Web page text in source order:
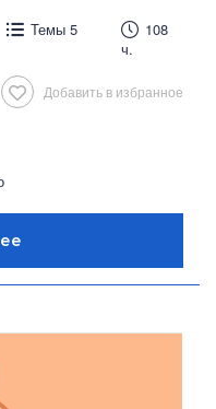
Темы 5
108
ч.
Добавить в избранное